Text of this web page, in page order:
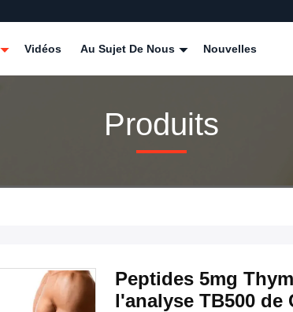
Vidéos Au Sujet De Nous Nouvelles
Produits
Peptides 5mg
l'analyse TB500 de